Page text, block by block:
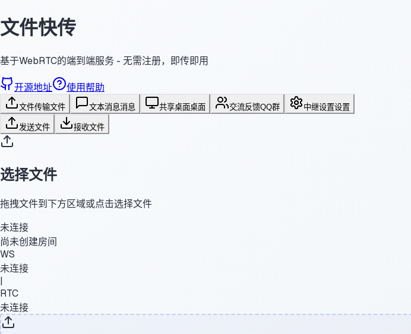
文件快传
基于WebRTC的端到端服务 - 无需注册，即传即用
开源地址 使用帮助
文件传输文件 文本消息消息 共享桌面桌面 交流反馈QQ群 中继设置设置
发送文件 接收文件
选择文件
拖拽文件到下方区域或点击选择文件
未连接
尚未创建房间
WS
未连接
|
RTC
未连接